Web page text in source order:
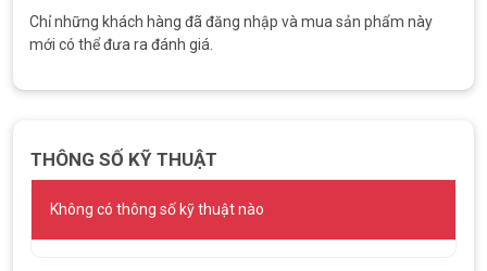
Chỉ những khách hàng đã đăng nhập và mua sản phẩm này
mới có thể đưa ra đánh giá.
THÔNG SỐ KỸ THUẬT
Không có thông số kỹ thuật nào